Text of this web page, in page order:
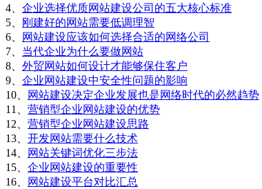
4、 企业选择优质网站建设公司的五大核心标准
5、
刚建好的网站需要低调理智
6、
网站建设应该如何选择合适的网络公司
7、 当代企业为什么要做网站
8、 外贸网站如何设计才能够保住客户
9、 企业网站建设中安全性问题的影响
10、
网站建设决定企业发展也是网络时代的必然趋势
11、 营销型企业网站建设的优势
12、 营销型企业网站建设思路
13、 开发网站需要什么技术
14、
网站关键词优化三步法
15、 企业网站建设的重要性
16、
网站建设平台对比汇总